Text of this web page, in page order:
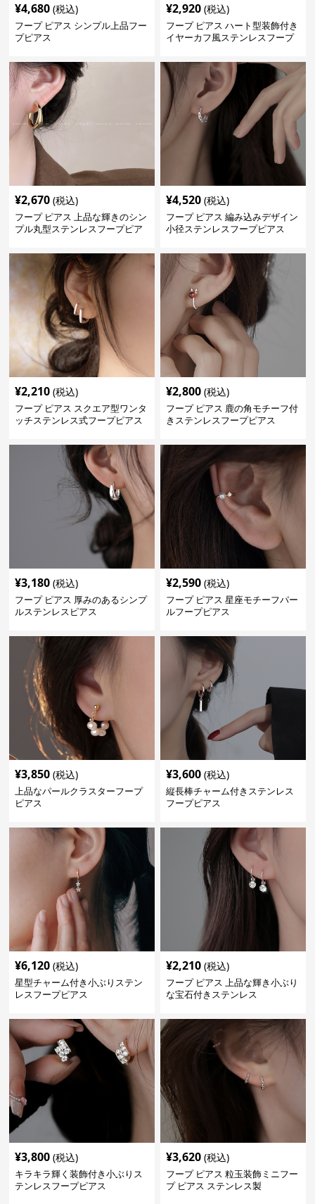
¥4,680 (税込)
フープ ピアス シンプル上品フー
プピアス
¥2,920 (税込)
フープ ピアス ハート型装飾付き
イヤーカフ風ステンレスフープ
¥2,670 (税込)
フープ ピアス 上品な輝きのシン
プル丸型ステンレスフープピア
¥4,520 (税込)
フープ ピアス 編み込みデザイン
小径ステンレスフープピアス
¥2,210 (税込)
フープ ピアス スクエア型ワンタ
ッチステンレス式フープピアス
¥2,800 (税込)
フープ ピアス 鹿の角モチーフ付
きステンレスフープピアス
¥3,180 (税込)
フープ ピアス 厚みのあるシンプ
ルステンレスピアス
¥2,590 (税込)
フープ ピアス 星座モチーフパー
ルフープピアス
¥3,850 (税込)
上品なパールクラスターフープ
ピアス
¥3,600 (税込)
縦長棒チャーム付きステンレス
フープピアス
¥6,120 (税込)
星型チャーム付き小ぶりステン
レスフープピアス
¥2,210 (税込)
フープ ピアス 上品な輝き小ぶり
な宝石付きステンレス
¥3,800 (税込)
キラキラ輝く装飾付き小ぶりス
テンレスフープピアス
¥3,620 (税込)
フープ ピアス 粒玉装飾ミニフー
プ ピアス ステンレス製